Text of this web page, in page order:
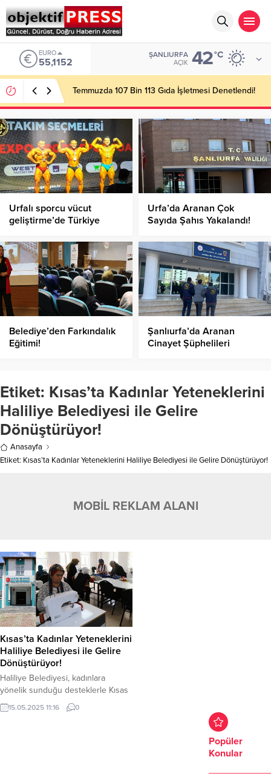
EURO
55,1152
ŞANLIURFA
AÇIK 42°C
Temmuzda 107 Bin 113 Gıda İşletmesi Denetlendi!
Urfalı sporcu vücut
geliştirme’de Türkiye
Urfa’da Aranan Çok
Sayıda Şahıs Yakalandı!
Belediye’den Farkındalık
Eğitimi!
Şanlıurfa’da Aranan
Cinayet Şüphelileri
Etiket: Kısas’ta Kadınlar Yeteneklerini
Haliliye Belediyesi ile Gelire
Dönüştürüyor!
Anasayfa
Etiket: Kısas’ta Kadınlar Yeteneklerini Haliliye Belediyesi ile Gelire Dönüştürüyor!
MOBİL REKLAM ALANI
Kısas’ta Kadınlar Yeteneklerini
Haliliye Belediyesi ile Gelire
Dönüştürüyor!
Haliliye Belediyesi, kadınlara
yönelik sunduğu desteklerle Kısas
Mahallesinde önemli bir adım
atarak, Kültür Merkezi’nde el
15.05.2025 11:16 0
Popüler
Konular